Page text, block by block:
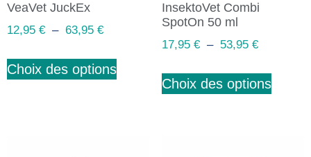
VeaVet JuckEx
12,95 € – 63,95 €
Choix des options
InsektoVet Combi
SpotOn 50 ml
17,95 € – 53,95 €
Choix des options